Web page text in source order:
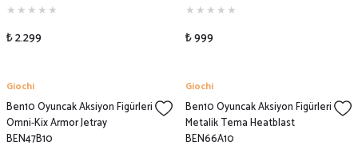
₺ 2.299 ₺ 999
Giochi
Ben10 Oyuncak Aksiyon Figürleri
Omni-Kix Armor Jetray
BEN47B10
Giochi
Ben10 Oyuncak Aksiyon Figürleri
Metalik Tema Heatblast
BEN66A10